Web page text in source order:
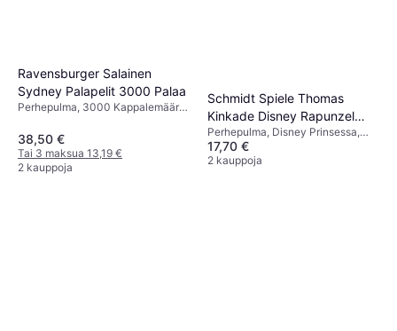
Ravensburger Salainen
Sydney Palapelit 3000 Palaa
Perhepulma, 3000 Kappalemäärä,
38,50 €
Tai 3 maksua 13,19 €
2 kauppoja
Schmidt Spiele Thomas
Kinkade Disney Rapunzel
1000 Pieces
Perhepulma, Disney Prinsessa,
Taideteos, 1000 Kappalemäärä,
69.3x49.3cm
17,70 €
2 kauppoja